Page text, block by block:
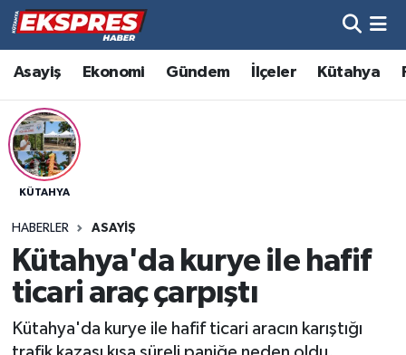
Asayiş Ekonomi Gündem İlçeler Kütahya
KÜTAHYA
HABERLER ASAYIŞ
Kütahya'da kurye ile hafif
ticari araç çarpıştı
Kütahya'da kurye ile hafif ticari aracın karıştığı
Altıntaş
Asayiş
Aslanapa
Bölge
Çavdarhisar
Domaniç
Hava Durumu
Trafik Durumu
Süper Lig Puan Durumu ve Fikstür
Son Dakika Haberleri
Haber Arşivi